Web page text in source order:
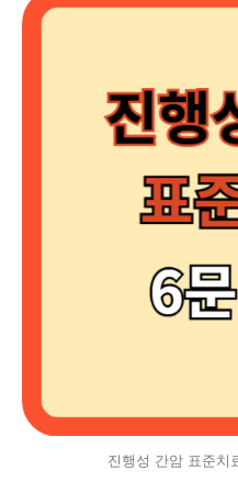
진행성 간암 표준치